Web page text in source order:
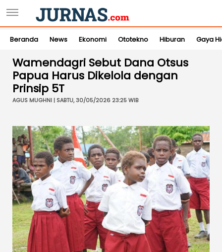
Beranda News Ekonomi Ototekno Hiburan Gaya
Wamendagri Sebut Dana Otsus
Papua Harus Dikelola dengan
Prinsip 5T
AGUS MUGHNI | SABTU, 30/05/2026 23:25 WIB